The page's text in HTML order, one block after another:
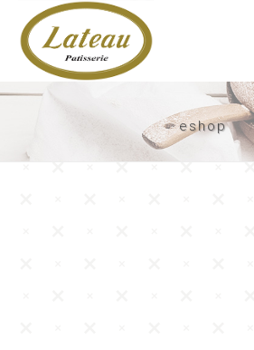
eshop